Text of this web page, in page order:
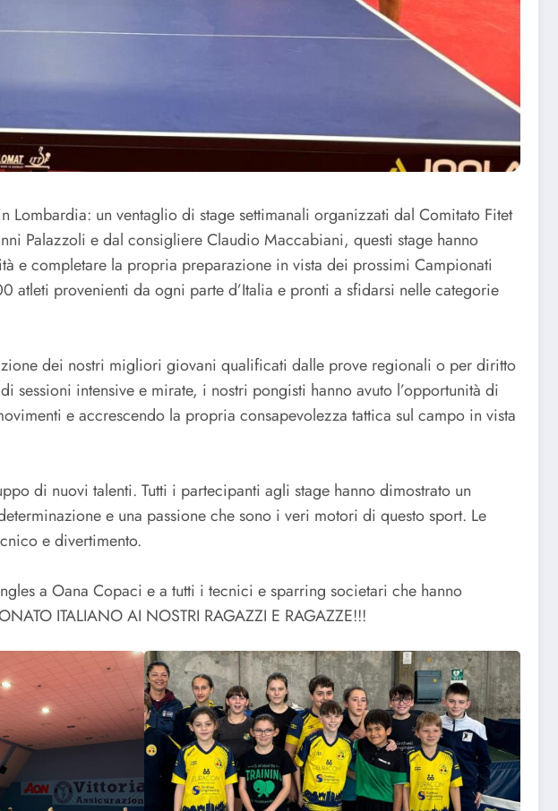
un ventaglio di stage settimanali organizzati dal Comitato Fitet
Palazzoli e dal consigliere Claudio Maccabiani, questi stage hanno
e completare la propria preparazione in vista dei prossimi Campionati
provenienti da ogni parte d’Italia e pronti a sfidarsi nelle categorie
dei nostri migliori giovani qualificati dalle prove regionali o per diritto
intensive e mirate, i nostri pongisti hanno avuto l’opportunità di
e accrescendo la propria consapevolezza tattica sul campo in vista
di nuovi talenti. Tutti i partecipanti agli stage hanno dimostrato un
e una passione che sono i veri motori di questo sport. Le
e divertimento.
a Oana Copaci e a tutti i tecnici e sparring societari che hanno
ITALIANO AI NOSTRI RAGAZZI E RAGAZZE!!!